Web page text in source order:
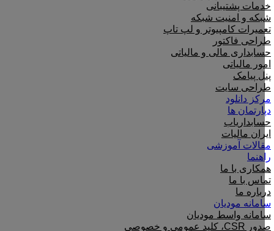
خدمات پشتیبانی
شبکه و امنیت شبکه
تعمیرات کامپیوتر و لپ تاپ
طراحی فاکتور
حسابداری مالی و مالیاتی
امور مالیاتی
پنل پیامک
طراحی سایت
مرکز دانلود
دپارتمان ها
حسابداریاب
ایران مالیات
مقالات آموزشی
راهنما
همکاری با ما
تماس با ما
درباره ما
سامانه مودیان
سامانه واسط مودیان
صدور CSR، کلید عمومی و خصوصی